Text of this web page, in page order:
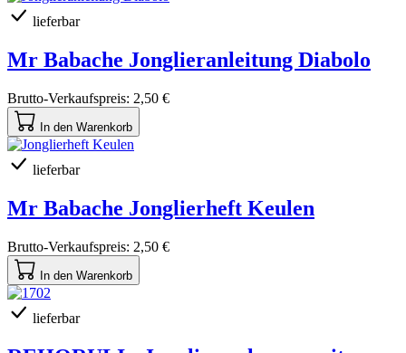
lieferbar
Mr Babache Jonglieranleitung Diabolo
Brutto-Verkaufspreis: 2,50 €
In den Warenkorb
lieferbar
Mr Babache Jonglierheft Keulen
Brutto-Verkaufspreis: 2,50 €
In den Warenkorb
lieferbar